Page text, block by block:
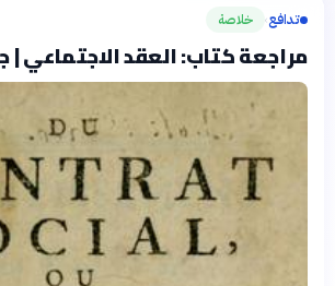
تدافع› خلاصة
مراجعة كتاب: العقد الاجتماعي |